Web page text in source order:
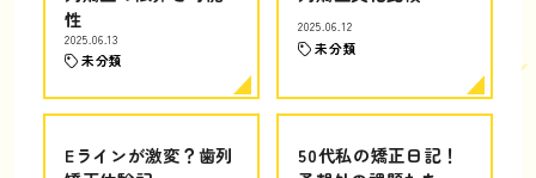
性
2025.06.13
未分類
2025.06.12
未分類
Eラインが激変？歯列
50代私の矯正日記！